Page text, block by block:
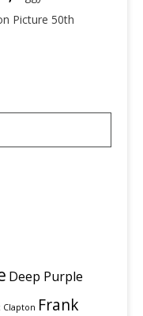
Picture 50th
Deep Purple
Clapton Frank